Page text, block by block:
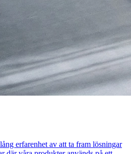
erfarenhet av att ta fram lösningar